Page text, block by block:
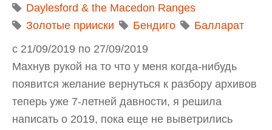
Daylesford & the Macedon Ranges
Золотые прииски
Бендиго
Балларат
с 21/09/2019 по 27/09/2019
Махнув рукой на то что у меня когда-нибудь
появится желание вернуться к разбору архивов
теперь уже 7-летней давности, я решила
написать о 2019, пока еще не выветрились